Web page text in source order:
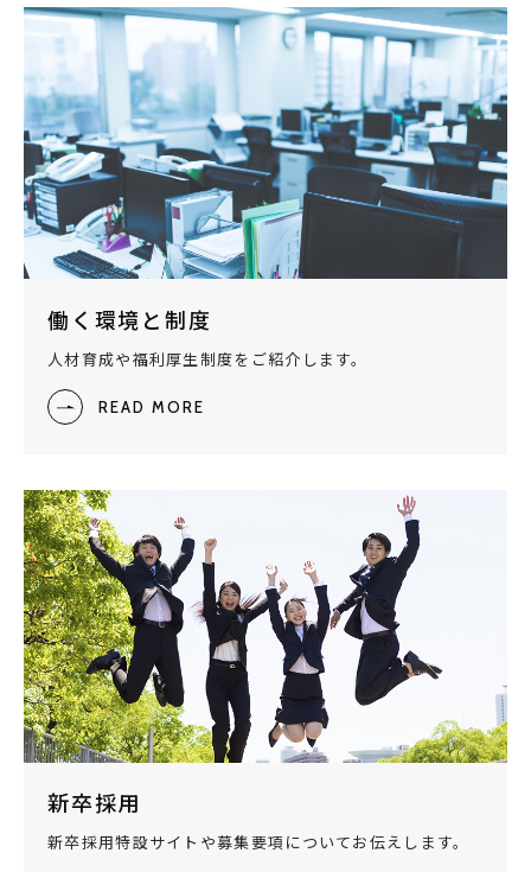
働く環境と制度
人材育成や福利厚生制度をご紹介します。
READ MORE
新卒採用
新卒採用特設サイトや募集要項についてお伝えします。